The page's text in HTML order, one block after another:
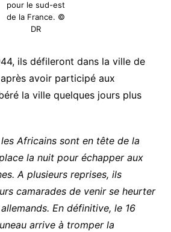
pour le sud-est
de la France. ©
DR
ils défileront dans la ville de
avoir participé aux
la ville quelques jours plus
Africains sont en tête de la
la nuit pour échapper aux
A plusieurs reprises, ils
camarades de venir se heurter
En définitive, le 16
arrive à tromper la